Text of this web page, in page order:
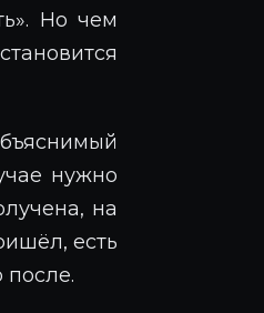
Но чем
нужно
на
есть